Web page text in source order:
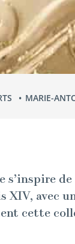
MARIE-
s’inspire
avec
cette